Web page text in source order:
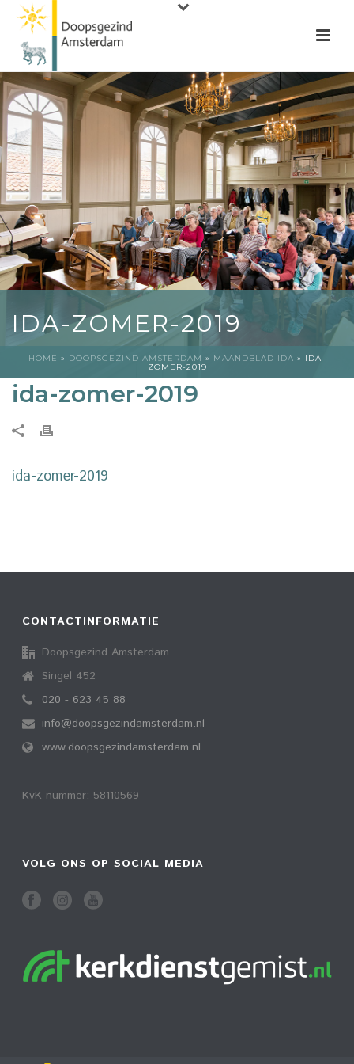
IDA-ZOMER-2019
HOME » DOOPSGEZIND AMSTERDAM » MAANDBLAD IDA » IDA-
ZOMER-2019
ida-zomer-2019
ida-zomer-2019
CONTACTINFORMATIE
Doopsgezind Amsterdam
Singel 452
020 - 623 45 88
info@doopsgezindamsterdam.nl
www.doopsgezindamsterdam.nl
KvK nummer: 58110569
VOLG ONS OP SOCIAL MEDIA